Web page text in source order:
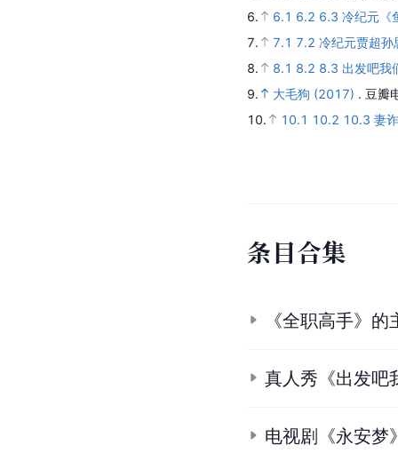
6.
6.1 6.2 6.3 冷纪元《
7.
7.1 7.2 冷纪元贾超孙
8.
8.1 8.2 8.3 出发吧我
9.
大毛狗 (2017) . 豆瓣
10.
10.1 10.2 10.3 妻
条目合集
《全职高手》的
真人秀《出发吧
电视剧《永安梦